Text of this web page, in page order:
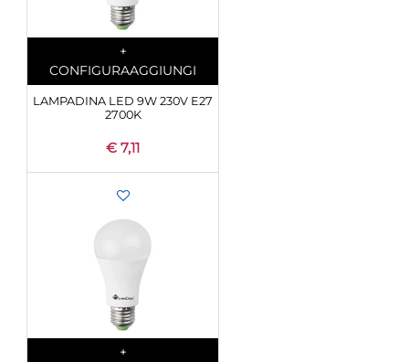
Quantity
+
CONFIGURAAGGIUNGI
LAMPADINA LED 9W 230V E27
2700K
€ 7,11
Quantity
+